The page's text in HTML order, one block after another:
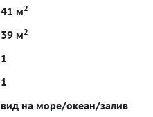
41 м2
39 м2
1
1
вид на море/океан/залив